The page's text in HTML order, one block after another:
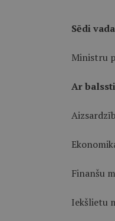
Sēdi vada
Ministru
Ar
Finanšu
Iekšlietu